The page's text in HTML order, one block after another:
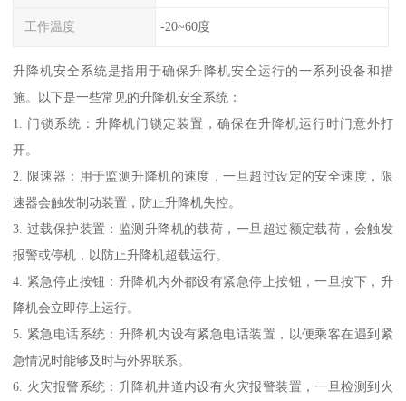
工作温度 -20~60度
升降机安全系统是指用于确保升降机安全运行的一系列设备和措
施。以下是一些常见的升降机安全系统：
1. 门锁系统：升降机门锁定装置，确保在升降机运行时门意外打
开。
2. 限速器：用于监测升降机的速度，一旦超过设定的安全速度，限
速器会触发制动装置，防止升降机失控。
3. 过载保护装置：监测升降机的载荷，一旦超过额定载荷，会触发
报警或停机，以防止升降机超载运行。
4. 紧急停止按钮：升降机内外都设有紧急停止按钮，一旦按下，升
降机会立即停止运行。
5. 紧急电话系统：升降机内设有紧急电话装置，以便乘客在遇到紧
急情况时能够及时与外界联系。
6. 火灾报警系统：升降机井道内设有火灾报警装置，一旦检测到火